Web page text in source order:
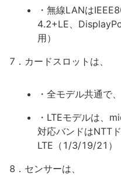
・無線LANは
4.2+LE、
用）
7．カードスロットは、
・全モデル共通で
・LTEモデルは、
対応バンドはNTT
LTE（1/3/19/21）
8．センサーは、